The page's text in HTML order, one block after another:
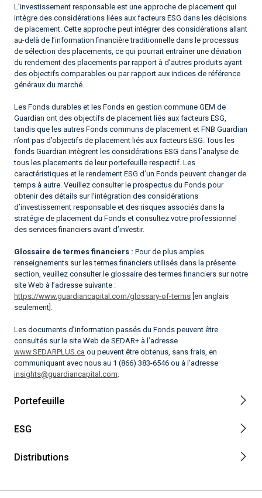
L’investissement responsable est une approche de placement qui
intègre des considérations liées aux facteurs ESG dans les décisions
de placement. Cette approche peut intégrer des considérations allant
au-delà de l’information financière traditionnelle dans le processus
de sélection des placements, ce qui pourrait entraîner une déviation
du rendement des placements par rapport à d’autres produits ayant
des objectifs comparables ou par rapport aux indices de référence
généraux du marché.
Les Fonds durables et les Fonds en gestion commune GEM de
Guardian ont des objectifs de placement liés aux facteurs ESG,
tandis que les autres Fonds communs de placement et FNB Guardian
n’ont pas d’objectifs de placement liés aux facteurs ESG. Tous les
fonds Guardian intègrent les considérations ESG dans l’analyse de
tous les placements de leur portefeuille respectif. Les
caractéristiques et le rendement ESG d’un Fonds peuvent changer de
temps à autre. Veuillez consulter le prospectus du Fonds pour
obtenir des détails sur l’intégration des considérations
d’investissement responsable et des risques associés dans la
stratégie de placement du Fonds et consultez votre professionnel
des services financiers avant d’investir.
Glossaire de termes financiers : Pour de plus amples
renseignements sur les termes financiers utilisés dans la présente
section, veuillez consulter le glossaire des termes financiers sur notre
site Web à l’adresse suivante :
https://www.guardiancapital.com/glossary-of-terms [en anglais
seulement].
Les documents d’information passés du Fonds peuvent être
consultés sur le site Web de SEDAR+ à l’adresse
www.SEDARPLUS.ca ou peuvent être obtenus, sans frais, en
communiquant avec nous au 1 (866) 383-6546 ou à l’adresse
insights@guardiancapital.com.
Portefeuille
ESG
Distributions